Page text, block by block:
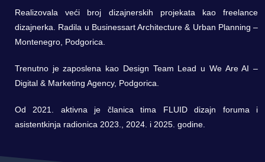
Realizovala veći broj dizajnerskih projekata kao freelance
dizajnerka. Radila u Businessart Architecture & Urban Planning –
Montenegro, Podgorica.
Trenutno je zaposlena kao Design Team Lead u We Are AI –
Digital & Marketing Agency, Podgorica.
Od 2021. aktivna je članica tima FLUID dizajn foruma i
asistentkinja radionica 2023., 2024. i 2025. godine.